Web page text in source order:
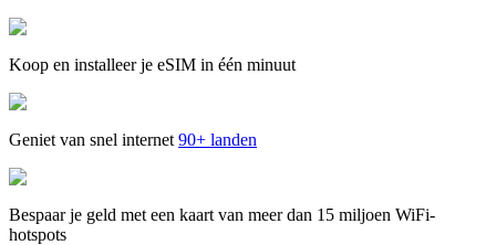
Koop en installeer je eSIM in één minuut
Geniet van snel internet 90+ landen
Bespaar je geld met een kaart van meer dan 15 miljoen WiFi-
hotspots